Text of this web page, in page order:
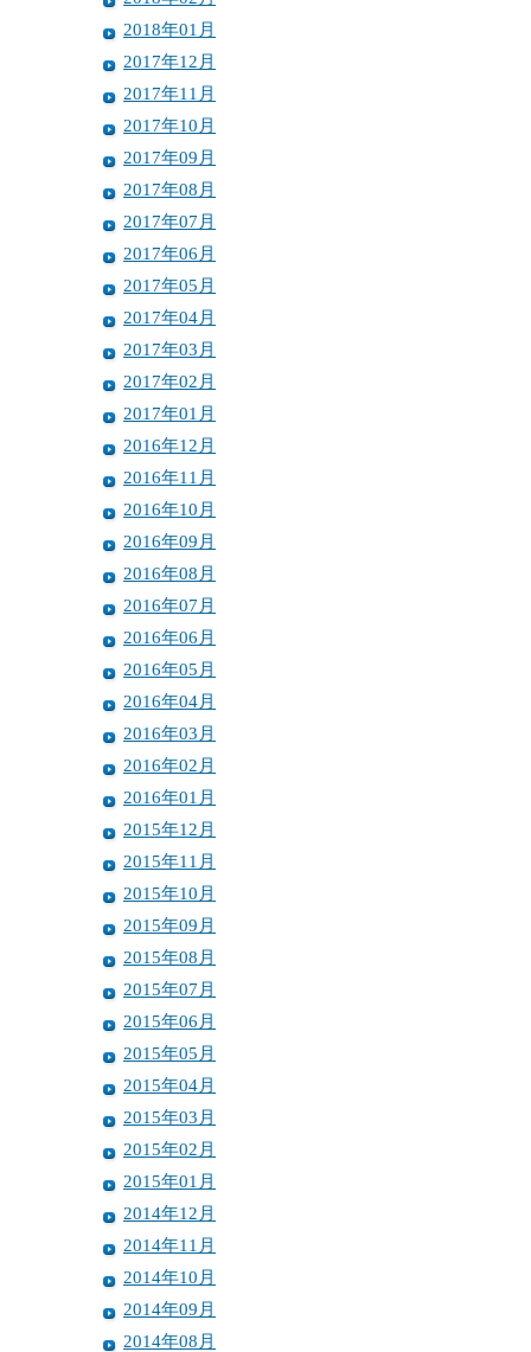
2018年01月
2017年12月
2017年11月
2017年10月
2017年09月
2017年08月
2017年07月
2017年06月
2017年05月
2017年04月
2017年03月
2017年02月
2017年01月
2016年12月
2016年11月
2016年10月
2016年09月
2016年08月
2016年07月
2016年06月
2016年05月
2016年04月
2016年03月
2016年02月
2016年01月
2015年12月
2015年11月
2015年10月
2015年09月
2015年08月
2015年07月
2015年06月
2015年05月
2015年04月
2015年03月
2015年02月
2015年01月
2014年12月
2014年11月
2014年10月
2014年09月
2014年08月